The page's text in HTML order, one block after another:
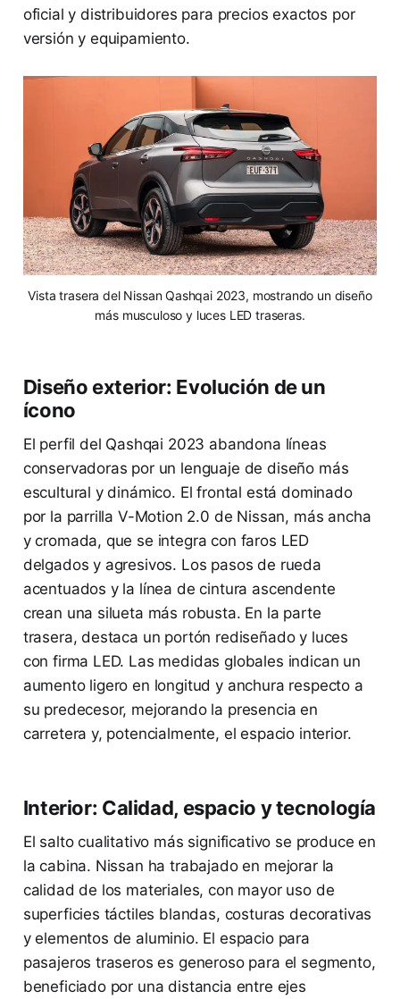
oficial y distribuidores para precios exactos por
versión y equipamiento.
Vista trasera del Nissan Qashqai 2023, mostrando un diseño
más musculoso y luces LED traseras.
Diseño exterior: Evolución de un
ícono
El perfil del Qashqai 2023 abandona líneas
conservadoras por un lenguaje de diseño más
escultural y dinámico. El frontal está dominado
por la parrilla V-Motion 2.0 de Nissan, más ancha
y cromada, que se integra con faros LED
delgados y agresivos. Los pasos de rueda
acentuados y la línea de cintura ascendente
crean una silueta más robusta. En la parte
trasera, destaca un portón rediseñado y luces
con firma LED. Las medidas globales indican un
aumento ligero en longitud y anchura respecto a
su predecesor, mejorando la presencia en
carretera y, potencialmente, el espacio interior.
Interior: Calidad, espacio y tecnología
El salto cualitativo más significativo se produce en
la cabina. Nissan ha trabajado en mejorar la
calidad de los materiales, con mayor uso de
superficies táctiles blandas, costuras decorativas
y elementos de aluminio. El espacio para
pasajeros traseros es generoso para el segmento,
beneficiado por una distancia entre ejes